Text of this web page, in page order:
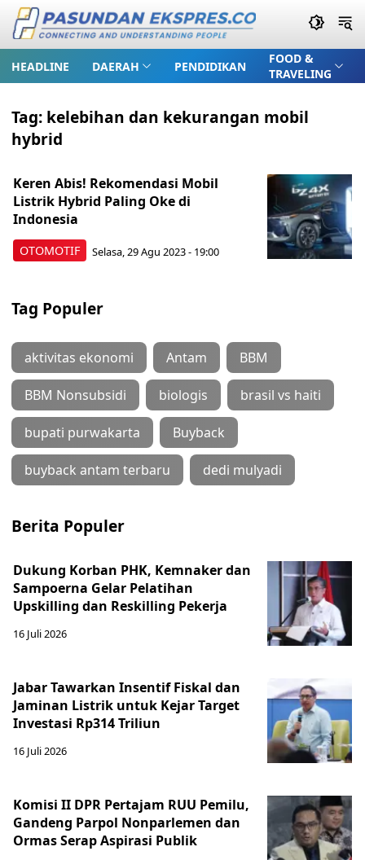
HEADLINE DAERAH PENDIDIKAN
FOOD &
TRAVELING
Tag: kelebihan dan kekurangan mobil
hybrid
OTOMOTIF
Keren Abis! Rekomendasi Mobil
Listrik Hybrid Paling Oke di
Indonesia
Selasa, 29 Agu 2023 - 19:00
Tag Populer
aktivitas ekonomi Antam BBM
BBM Nonsubsidi biologis brasil vs haiti
bupati purwakarta Buyback
buyback antam terbaru dedi mulyadi
Berita Populer
Dukung Korban PHK, Kemnaker dan
Sampoerna Gelar Pelatihan
Upskilling dan Reskilling Pekerja
16 Juli 2026
Jabar Tawarkan Insentif Fiskal dan
Jaminan Listrik untuk Kejar Target
Investasi Rp314 Triliun
16 Juli 2026
Komisi II DPR Pertajam RUU Pemilu,
Gandeng Parpol Nonparlemen dan
Ormas Serap Aspirasi Publik